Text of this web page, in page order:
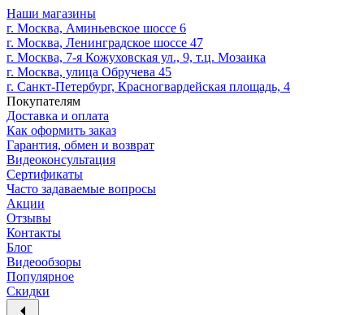
Наши магазины
г. Москва, Аминьевское шоссе 6
г. Москва, Ленинградское шоссе 47
г. Москва, 7-я Кожуховская ул., 9, т.ц. Мозаика
г. Москва, улица Обручева 45
г. Санкт-Петербург, Красногвардейская площадь, 4
Покупателям
Доставка и оплата
Как оформить заказ
Гарантия, обмен и возврат
Видеоконсультация
Сертификаты
Часто задаваемые вопросы
Акции
Отзывы
Контакты
Блог
Видеообзоры
Популярное
Скидки